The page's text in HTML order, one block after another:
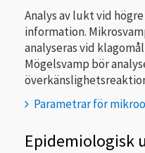
Analys av lukt vid
information.
analyseras vid
Mögelsvamp bör
Parametrar för
Epidemiologisk